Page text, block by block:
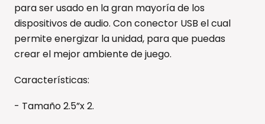
para ser usado en la gran mayoría de los
dispositivos de audio. Con conector USB el cual
permite energizar la unidad, para que puedas
crear el mejor ambiente de juego.
Características:
- Tamaño 2.5”x 2.